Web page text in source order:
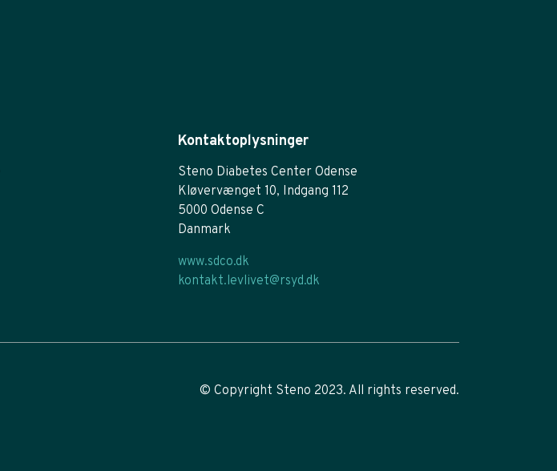
Kontaktoplysninger
Steno Diabetes Center Odense
Kløvervænget 10, Indgang 112
5000 Odense C
Danmark
www.sdco.dk
kontakt.levlivet@rsyd.dk
© Copyright Steno 2023. All rights reserved.